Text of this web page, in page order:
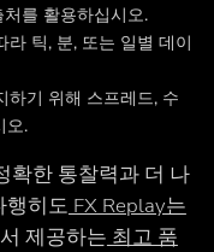
를 활용하십시오.
틱, 분, 또는 일별 데이
하기 위해 스프레드, 수
오.
확한 통찰력과 더 나
행히도 FX Replay는
제공하는 최고 품